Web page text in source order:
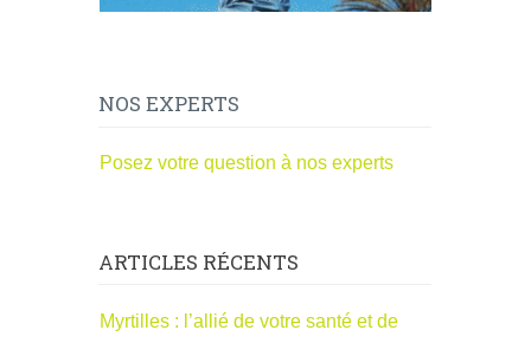
NOS EXPERTS
Posez votre question à nos experts
ARTICLES RÉCENTS
Myrtilles : l’allié de votre santé et de